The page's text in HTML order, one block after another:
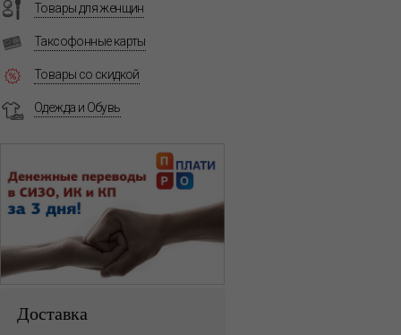
Товары для женщин
Таксофонные карты
Товары со скидкой
Одежда и Обувь
Доставка